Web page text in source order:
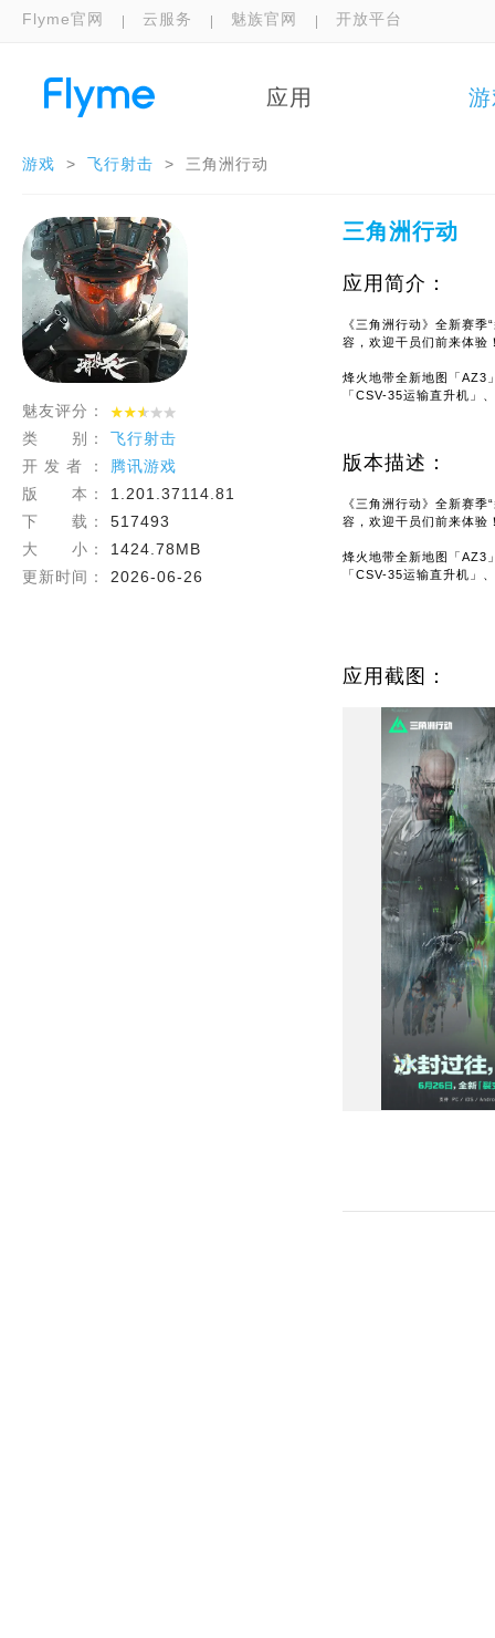
Flyme官网 云服务 魅族官网 开放平台
应用
游戏 > 飞行射击 > 三角洲行动
魅友评分：
类 别：
飞行射击
开 发 者 ：
腾讯游戏
版 本：
1.201.37114.81
下 载：
517493
大 小：
1424.78MB
更新时间：
2026-06-26
三角洲行动
应用简介：
《三角洲行动》全新赛
容，欢迎干员们前来体验
烽火地带全新地图「AZ3
「CSV-35运输直升机」
版本描述：
《三角洲行动》全新赛
容，欢迎干员们前来体验
烽火地带全新地图「AZ3
「CSV-35运输直升机」
应用截图：